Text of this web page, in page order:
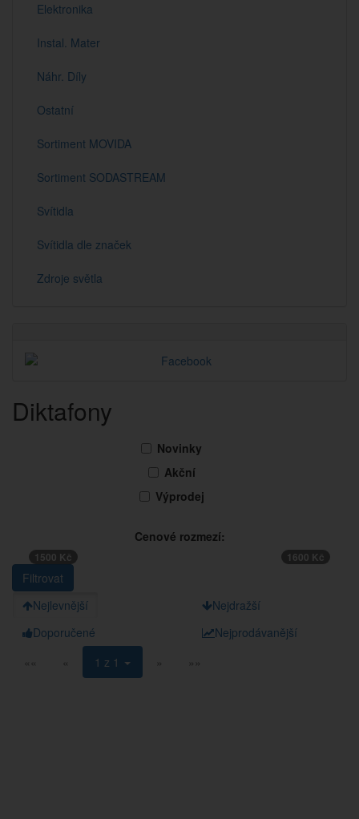
Elektronika
Instal. Mater
Náhr. Díly
Ostatní
Sortiment MOVIDA
Sortiment SODASTREAM
Svítidla
Svítidla dle značek
Zdroje světla
Diktafony
Novinky
Akční
Výprodej
Cenové rozmezí:
1500 Kč 1600 Kč
Nejlevnější
Nejdražší
Doporučené
Nejprodávanější
««
« 1 z 1 » »»